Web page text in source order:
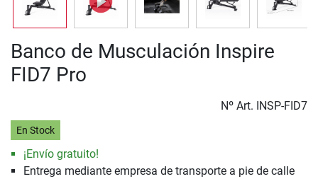
Banco de Musculación Inspire
FID7 Pro
Nº Art. INSP-FID7
En Stock
¡Envío gratuito!
Entrega mediante empresa de transporte a pie de calle